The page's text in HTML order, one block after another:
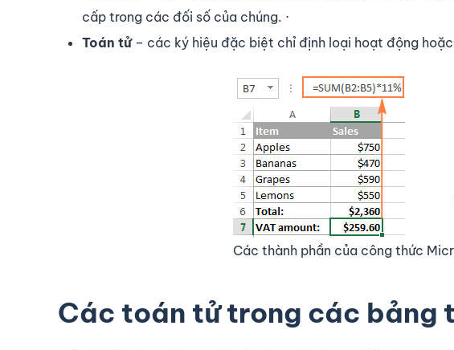
cấp trong các đối số của chúng. ·
Toán tử– các ký hiệu đặc biệt chỉ định loại hoạt động
Các thành phần của công thức
Các toán tử trong các bảng